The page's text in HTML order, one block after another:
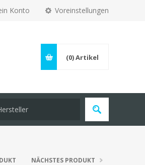
Voreinstellungen
Konto
(0)Artikel
NÄCHSTES PRODUKT